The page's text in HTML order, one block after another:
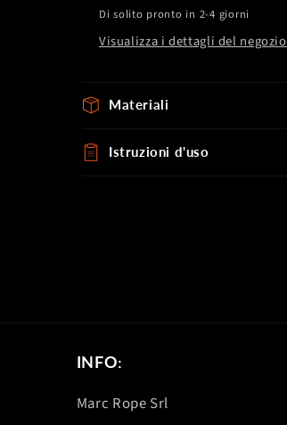
Di solito pronto in 2-4 giorni
Visualizza i dettagli del negozio
Materiali
Istruzioni d'uso
INFO:
Marc Rope Srl